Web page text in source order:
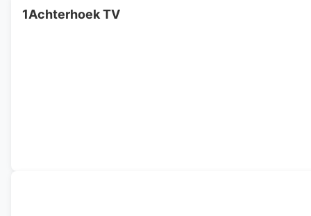
1Achterhoek TV